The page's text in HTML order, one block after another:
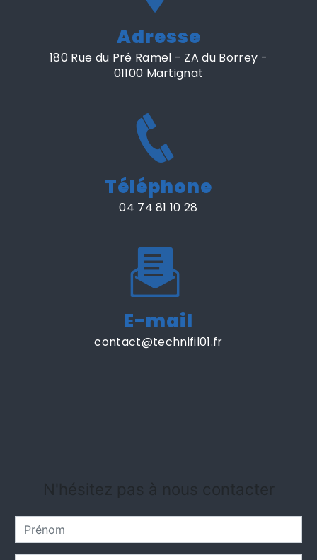
Adresse
180 Rue du Pré Ramel - ZA du Borrey -
01100 Martignat
Téléphone
04 74 81 10 28
E-mail
contact@technifil01.fr